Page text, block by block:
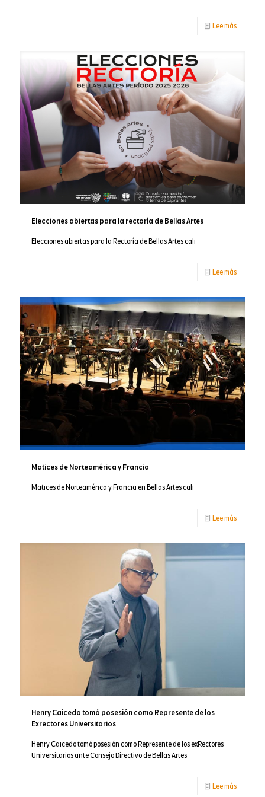
Lee más-
nueva
de
la
Banda
del
Elecciones abiertas para la rectoría de Bellas Artes
Elecciones abiertas para la Rectoría de Bellas Artes cali
Lee más-
abiertas
para
la
rectoría
Bellas
Artes
Matices de Norteamérica y Francia
Matices de Norteamérica y Francia en Bellas Artes cali
Lee más-
de
Henry Caicedo tomó posesión como Represente de los
Exrectores Universitarios
Henry Caicedo tomó posesión como Represente de los exRectores
Universitarios ante Consejo Directivo de Bellas Artes
Lee más-